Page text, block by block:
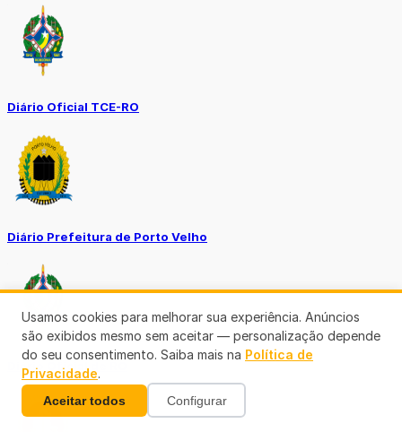
Diário Oficial TCE-RO
Diário Prefeitura de Porto Velho
Diário Oficial de RO
Usamos cookies para melhorar sua experiência. Anúncios
são exibidos mesmo sem aceitar — personalização depende
do seu consentimento. Saiba mais na Política de
Privacidade.
Aceitar todos Configurar